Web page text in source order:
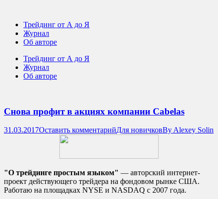
Трейдинг от А до Я
Журнал
Об авторе
Трейдинг от А до Я
Журнал
Об авторе
Снова профит в акциях компании Cabelas
31.03.2017Оставить комментарийДля новичковByAlexey Solin
"О трейдинге простым языком" — авторский интернет-
проект действующего трейдера на фондовом рынке США.
Работаю на площадках NYSE и NASDAQ c 2007 года.